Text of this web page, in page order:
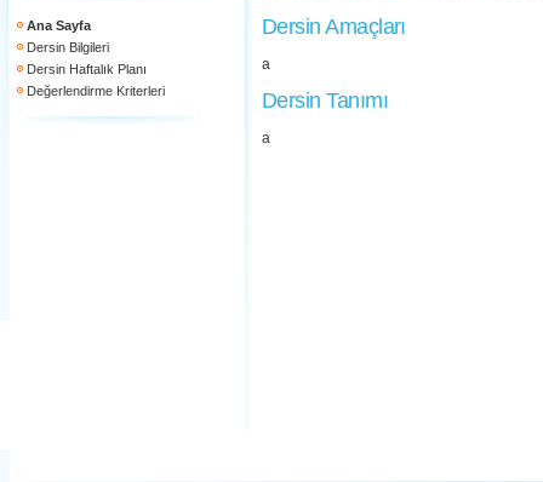
Ana Sayfa
Dersin Bilgileri
Dersin Haftalık Planı
Değerlendirme Kriterleri
Dersin Amaçları
a
Dersin Tanımı
a